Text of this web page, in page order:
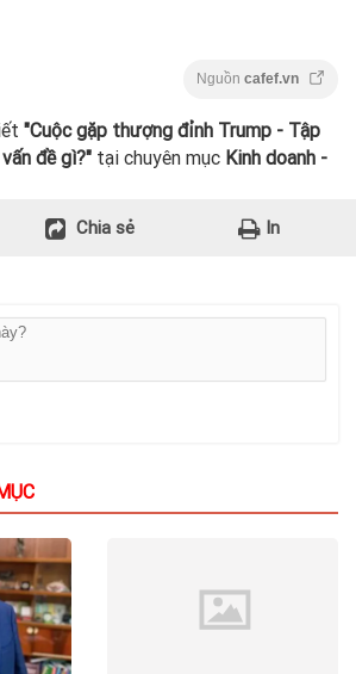
Nguồn cafef.vn
"Cuộc gặp thượng đỉnh Trump - Tập
đề gì?" tại chuyên mục Kinh doanh -
Chia sẻ In